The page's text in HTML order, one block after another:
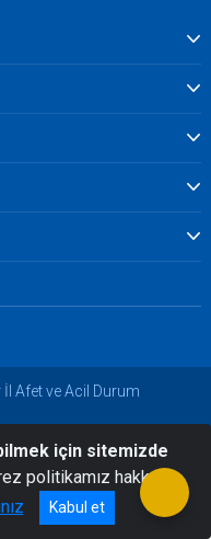
Afet ve Acil Durum
için sitemizde
politikamız hakkında
Kabul et